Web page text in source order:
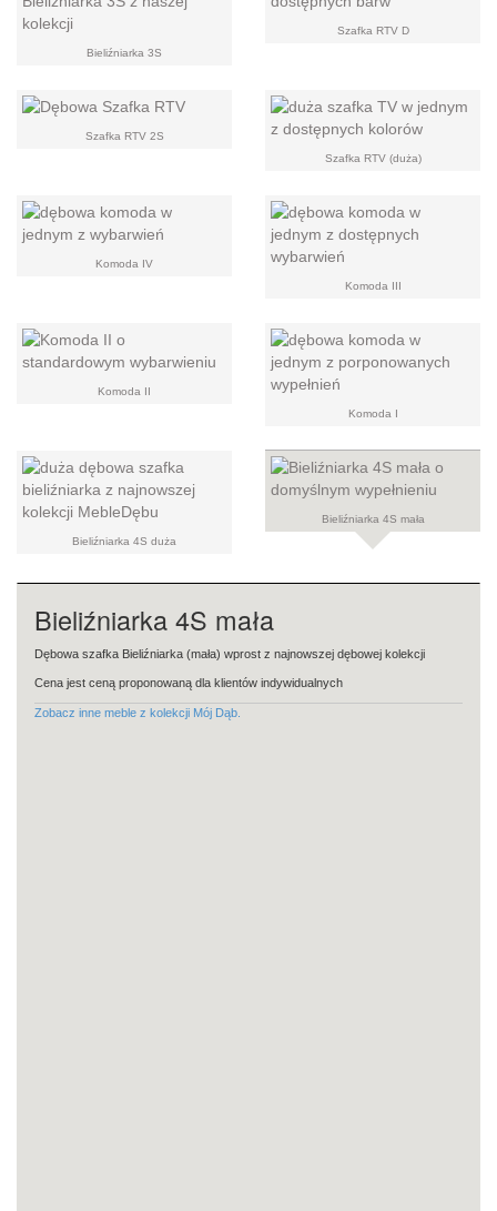
Bieliźniarka 3S
Szafka RTV D
Szafka RTV 2S
Szafka RTV (duża)
Komoda IV
Komoda III
Komoda II
Komoda I
Bieliźniarka 4S duża
Bieliźniarka 4S mała
Bieliźniarka 4S mała
Dębowa szafka Bieliźniarka (mała) wprost z najnowszej dębowej kolekcji
Cena jest ceną proponowaną dla klientów indywidualnych
Zobacz inne meble z kolekcji Mój Dąb.